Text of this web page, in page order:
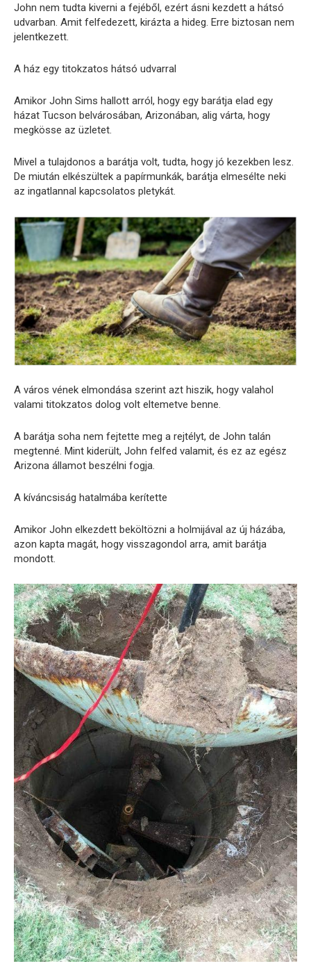
John nem tudta kiverni a fejéből, ezért ásni kezdett a hátsó
udvarban. Amit felfedezett, kirázta a hideg. Erre biztosan nem
jelentkezett.
A ház egy titokzatos hátsó udvarral
Amikor John Sims hallott arról, hogy egy barátja elad egy
házat Tucson belvárosában, Arizonában, alig várta, hogy
megkösse az üzletet.
Mivel a tulajdonos a barátja volt, tudta, hogy jó kezekben lesz.
De miután elkészültek a papírmunkák, barátja elmesélte neki
az ingatlannal kapcsolatos pletykát.
A város vének elmondása szerint azt hiszik, hogy valahol
valami titokzatos dolog volt eltemetve benne.
A barátja soha nem fejtette meg a rejtélyt, de John talán
megtenné. Mint kiderült, John felfed valamit, és ez az egész
Arizona államot beszélni fogja.
A kíváncsiság hatalmába kerítette
Amikor John elkezdett beköltözni a holmijával az új házába,
azon kapta magát, hogy visszagondol arra, amit barátja
mondott.